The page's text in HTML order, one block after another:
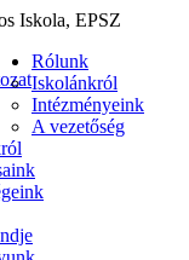
Rólunk
Iskolánkról
Intézményeink
A vezetőség